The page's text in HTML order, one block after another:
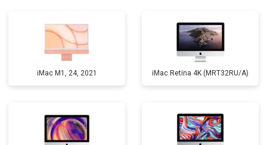
iMac M1, 24, 2021 iMac Retina 4K (MRT32RU/A)